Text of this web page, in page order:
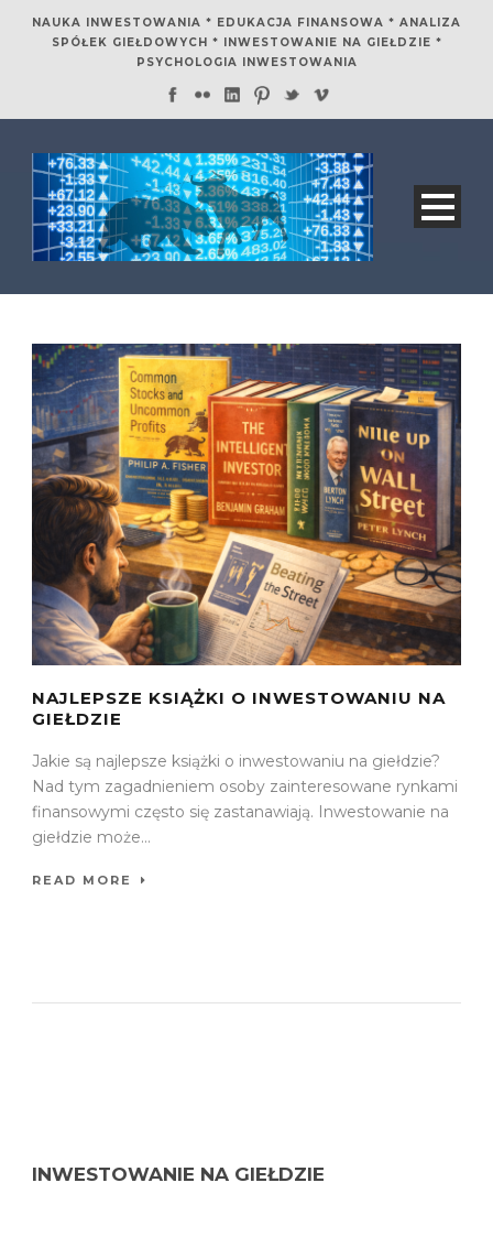
NAUKA INWESTOWANIA * EDUKACJA FINANSOWA * ANALIZA
SPÓŁEK GIEŁDOWYCH * INWESTOWANIE NA GIEŁDZIE *
PSYCHOLOGIA INWESTOWANIA
NAJLEPSZE KSIĄŻKI O INWESTOWANIU NA
GIEŁDZIE
Jakie są najlepsze książki o inwestowaniu na giełdzie?
Nad tym zagadnieniem osoby zainteresowane rynkami
finansowymi często się zastanawiają. Inwestowanie na
giełdzie może...
READ MORE
INWESTOWANIE NA GIEŁDZIE